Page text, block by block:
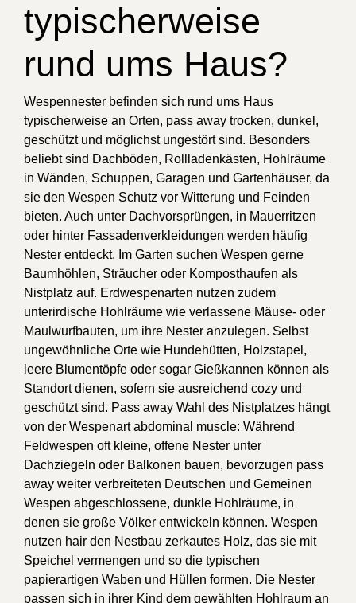
typischerweise
rund ums Haus?
Wespennester befinden sich rund ums Haus
typischerweise an Orten, pass away trocken, dunkel,
geschützt und möglichst ungestört sind. Besonders
beliebt sind Dachböden, Rollladenkästen, Hohlräume
in Wänden, Schuppen, Garagen und Gartenhäuser, da
sie den Wespen Schutz vor Witterung und Feinden
bieten. Auch unter Dachvorsprüngen, in Mauerritzen
oder hinter Fassadenverkleidungen werden häufig
Nester entdeckt. Im Garten suchen Wespen gerne
Baumhöhlen, Sträucher oder Komposthaufen als
Nistplatz auf. Erdwespenarten nutzen zudem
unterirdische Hohlräume wie verlassene Mäuse- oder
Maulwurfbauten, um ihre Nester anzulegen. Selbst
ungewöhnliche Orte wie Hundehütten, Holzstapel,
leere Blumentöpfe oder sogar Gießkannen können als
Standort dienen, sofern sie ausreichend cozy und
geschützt sind. Pass away Wahl des Nistplatzes hängt
von der Wespenart abdominal muscle: Während
Feldwespen oft kleine, offene Nester unter
Dachziegeln oder Balkonen bauen, bevorzugen pass
away weiter verbreiteten Deutschen und Gemeinen
Wespen abgeschlossene, dunkle Hohlräume, in
denen sie große Völker entwickeln können. Wespen
nutzen hair den Nestbau zerkautes Holz, das sie mit
Speichel vermengen und so die typischen
papierartigen Waben und Hüllen formen. Die Nester
passen sich in ihrer Kind dem gewählten Hohlraum an